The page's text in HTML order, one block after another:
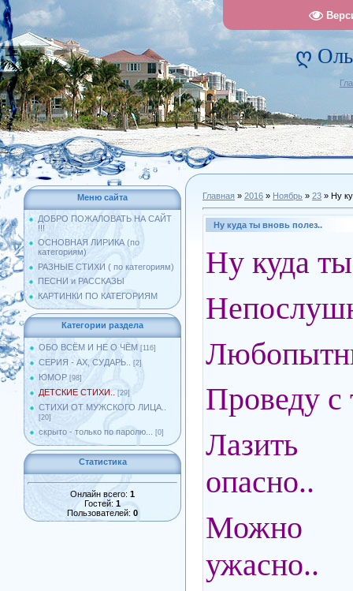
ღ
Меню сайта
ДОБРО ПОЖАЛОВАТЬ НА САЙТ
!!!
ОСНОВНАЯ ЛИРИКА (по
категориям)
РАЗНЫЕ СТИХИ ( по категориям)
ПЕСНИ и РАССКАЗЫ
КАРТИНКИ ПО КАТЕГОРИЯМ
Категории раздела
ОБО ВСЁМ И НЕ О ЧЁМ [116]
СЕРИЯ - АХ, СУДАРЬ.. [2]
ЮМОР [98]
ДЕТСКИЕ СТИХИ.. [29]
СТИХИ ОТ МУЖСКОГО ЛИЦА..
[20]
скрыто - только по паролю... [0]
Статистика
Онлайн всего: 1
Гостей: 1
Пользователей: 0
Главная » 2016 » Ноябрь » 23 » Ну
Ну куда ты вновь полез..
Ну куда
Проведу с
опасно..
Можно
ужасно..